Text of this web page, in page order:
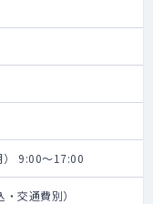
9:00～17:00
交通費別）